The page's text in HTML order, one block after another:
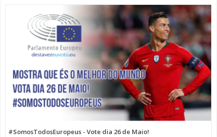
#SomosTodosEuropeus - Vote dia 26 de Maio!